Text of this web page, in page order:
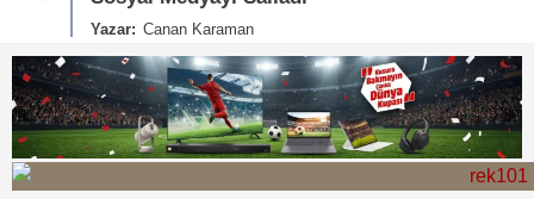
Yazar: Canan Karaman